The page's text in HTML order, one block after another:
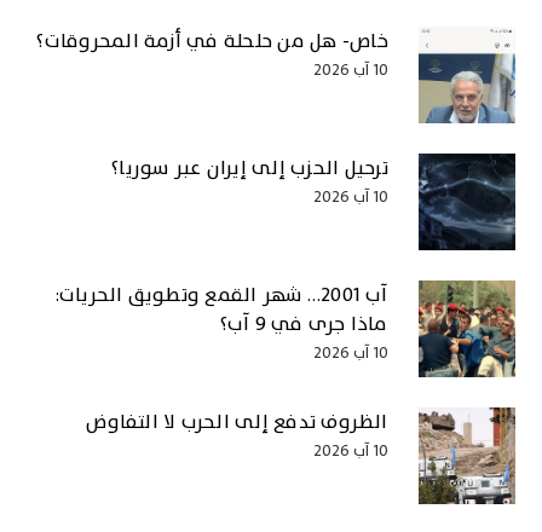
خاص- هل من حلحلة في أزمة المحروقات؟
10 آب 2026
ترحيل الحزب إلى إيران عبر سوريا؟
10 آب 2026
آب 2001… شهر القمع وتطويق الحريات:
ماذا جرى في 9 آب؟
10 آب 2026
الظروف تدفع إلى الحرب لا التفاوض
10 آب 2026